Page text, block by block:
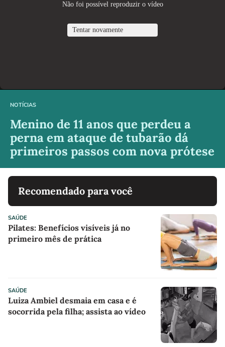
NOTÍCIAS
Menino de 11 anos que perdeu a
perna em ataque de tubarão dá
primeiros passos com nova prótese
Recomendado para você
SAÚDE
Pilates: Benefícios visíveis já no
primeiro mês de prática
SAÚDE
Luiza Ambiel desmaia em casa e é
socorrida pela filha; assista ao vídeo